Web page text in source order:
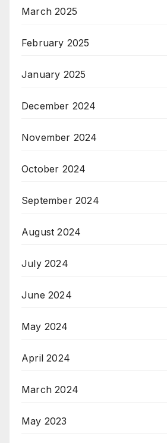
March 2025
February 2025
January 2025
December 2024
November 2024
October 2024
September 2024
August 2024
July 2024
June 2024
May 2024
April 2024
March 2024
May 2023